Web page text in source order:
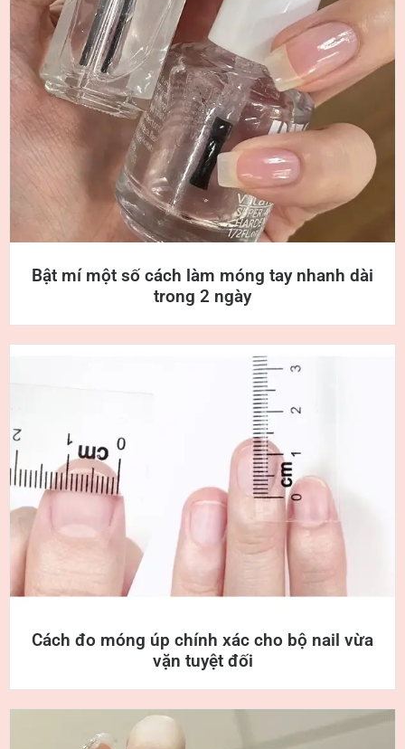
Bật mí một số cách làm móng tay nhanh dài
trong 2 ngày
Cách đo móng úp chính xác cho bộ nail vừa
vặn tuyệt đối